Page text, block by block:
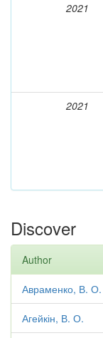
2021
2021
Discover
Author
Авраменко, В. О.
Агейкін, В. О.